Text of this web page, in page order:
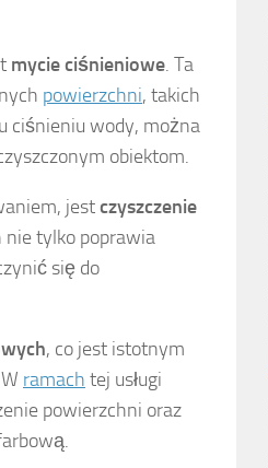
mycie ciśnieniowe. Ta
powierzchni, takich
ciśnieniu wody, można
obiektom.
jestczyszczenie
nie tylko poprawia
się do
, co jest istotnym
ramach tej usługi
powierzchni oraz